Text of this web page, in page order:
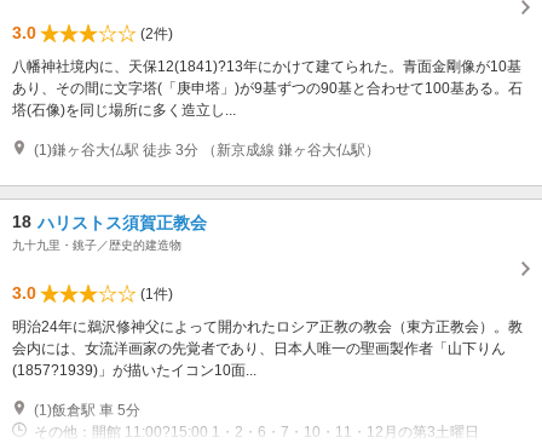
3.0
(2件)
八幡神社境内に、天保12(1841)?13年にかけて建てられた。青面金剛像が10基
あり、その間に文字塔(「庚申塔」)が9基ずつの90基と合わせて100基ある。石
塔(石像)を同じ場所に多く造立し...
(1)鎌ヶ谷大仏駅 徒歩 3分 （新京成線 鎌ヶ谷大仏駅）
18 ハリストス須賀正教会
九十九里・銚子／歴史的建造物
3.0
(1件)
明治24年に鵜沢修神父によって開かれたロシア正教の教会（東方正教会）。教
会内には、女流洋画家の先覚者であり、日本人唯一の聖画製作者「山下りん
(1857?1939)」が描いたイコン10面...
(1)飯倉駅 車 5分
その他：開館 11:00?15:00 1・2・6・7・10・11・12月の第3土曜日